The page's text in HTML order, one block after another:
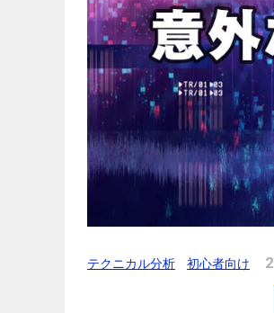
テクニカル分析 初心者向け